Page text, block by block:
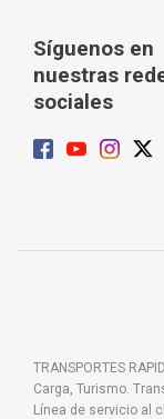
Síguenos en
nuestras
sociales
TRANSPORTES
Carga, Turismo.
Línea de servicio al